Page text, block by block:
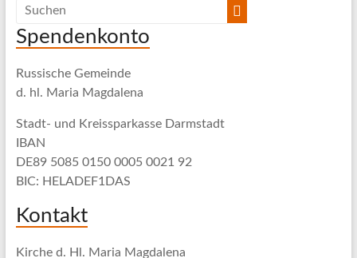
Spendenkonto
Russische Gemeinde
d. hl. Maria Magdalena
Stadt- und Kreissparkasse Darmstadt
IBAN
DE89 5085 0150 0005 0021 92
BIC: HELADEF1DAS
Kontakt
Kirche d. Hl. Maria Magdalena